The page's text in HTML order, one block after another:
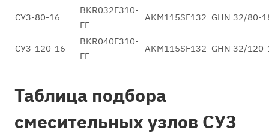
СУ3-80-16
BKR032F310-
FF
AKM115SF132 GHN 32/80-
СУ3-120-16
BKR040F310-
FF
AKM115SF132 GHN 32/
Таблица подбора
смесительных узлов СУ3